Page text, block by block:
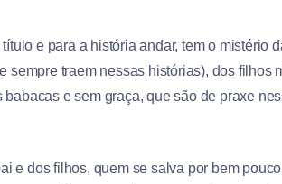
e para a história andar, tem o mistério
sempre traem nessas histórias), dos filhos
e sem graça, que são de praxe
e dos filhos, quem se salva por bem